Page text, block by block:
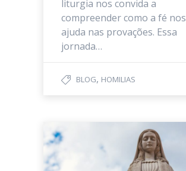
liturgia nos convida a
compreender como a fé nos
ajuda nas provações. Essa
jornada…
BLOG, HOMILIAS